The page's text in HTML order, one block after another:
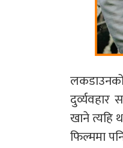
लकडाउनको
खाने त्यहि
फिल्ममा